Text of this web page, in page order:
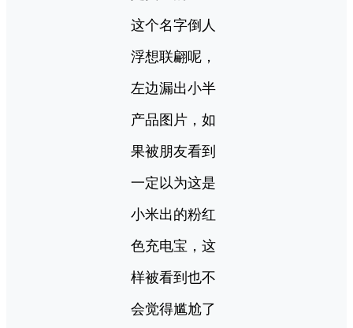
这个名字倒人
浮想联翩呢，
左边漏出小半
产品图片，如
果被朋友看到
一定以为这是
小米出的粉红
色充电宝，这
样被看到也不
会觉得尴尬了